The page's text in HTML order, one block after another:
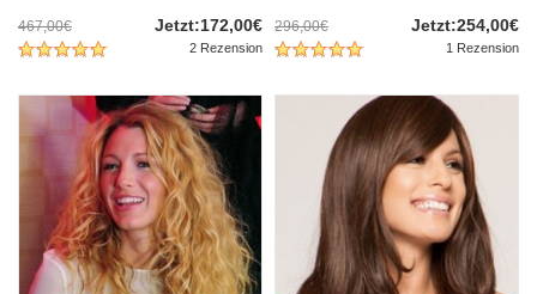
467,00€ Jetzt:172,00€
2 Rezension
296,00€ Jetzt:254,00€
1 Rezension